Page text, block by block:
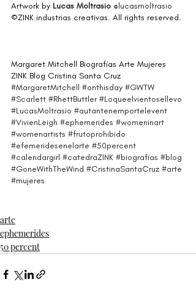
Artwork by Lucas Moltrasio @lucasmoltrasio
©ZINK industrias creativas. All rights reserved.⁣
Margaret Mitchell Biografías Arte Mujeres
ZINK Blog Cristina Santa Cruz
#MargaretMitchell #onthisday #GWTW
#Scarlett #RhettButtler #Loqueelvientosellevo
#LucasMoltrasio #autantenemportelevent
#VivienLeigh #ephemerides #womeninart
#womenartists #frutoprohibido
#efemeridesenelarte #50percent
#calendargirl #catedraZINK #biografías #blog
#GoneWithTheWind #CristinaSantaCruz #arte
#mujeres
arte
ephemerides
50 percent